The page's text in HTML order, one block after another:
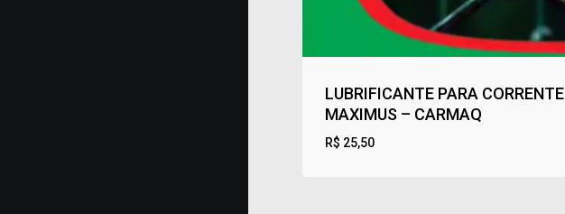
LUBRIFICANTE PARA CORRENTE
MAXIMUS – CARMAQ
R$ 25,50